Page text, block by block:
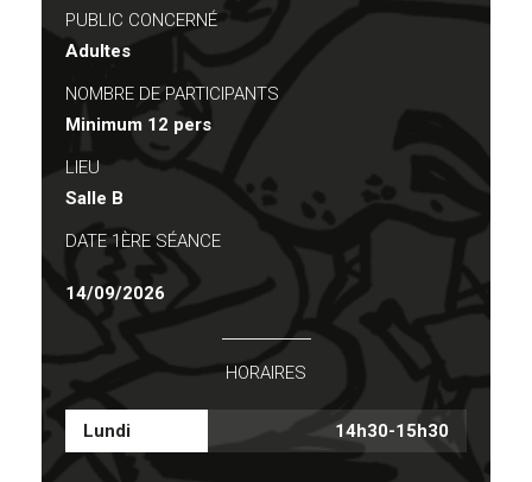
HORAIRES
Lundi 14h30-15h30
PUBLIC CONCERNÉ
Adultes
NOMBRE DE PARTICIPANTS
Minimum 12 pers
LIEU
Salle B
DATE 1ÈRE SÉANCE
14/09/2026